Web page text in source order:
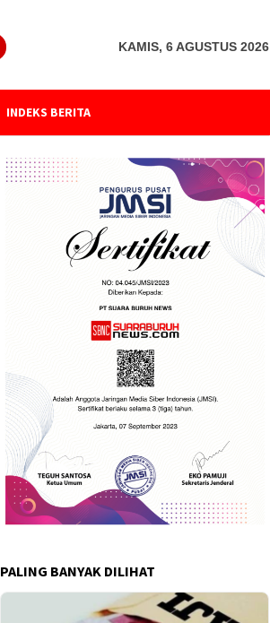
KAMIS, 6 AGUSTUS 2026
INDEKS BERITA
PALING BANYAK DILIHAT